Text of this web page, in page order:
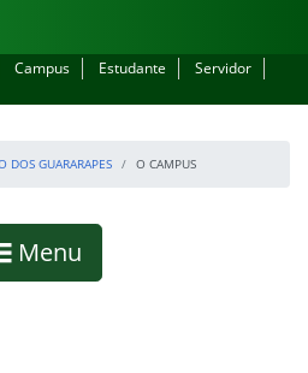
Campus Estudante
Servidor
DOS GUARARAPES O CAMPUS
Mostrar
Menu